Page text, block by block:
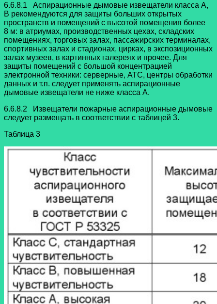
6.6.8.1 Аспирационные дымовые извещатели класса А,
В рекомендуются для защиты больших открытых
пространств и помещений с высотой помещения более
8 м: в атриумах, производственных цехах, складских
помещениях, торговых залах, пассажирских терминалах,
спортивных залах и стадионах, цирках, в экспозиционных
залах музеев, в картинных галереях и прочее. Для
защиты помещений с большой концентрацией
электронной техники: серверные, АТС, центры обработки
данных и т.п. следует применять аспирационные
дымовые извещатели не ниже класса А.
6.6.8.2 Извещатели пожарные аспирационные дымовые
следует размещать в соответствии с таблицей 3.
Таблица 3